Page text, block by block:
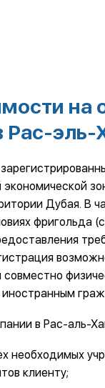
Рас-
Дубая. В
фригольда
в Рас-аль-
необходимых
клиенту;